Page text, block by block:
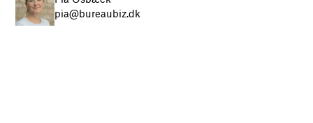
pia@bureaubiz.dk